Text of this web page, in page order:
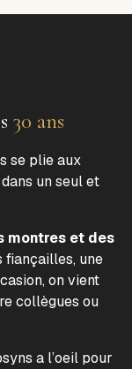
30 ans
se plie aux
un seul et
montres et des
fiançailles, une
on vient
collègues ou
a l’oeil pour